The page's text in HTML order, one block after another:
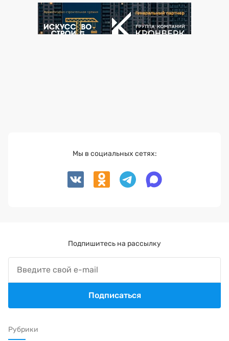
Рубрики
Мы в социальных сетях:
Подпишитесь на рассылку
Подписаться